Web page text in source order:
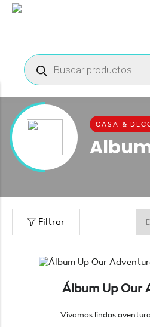
Búsqueda
de
productos
CASA &
Filtrar
Álbum Up Our
Vivamos lindas